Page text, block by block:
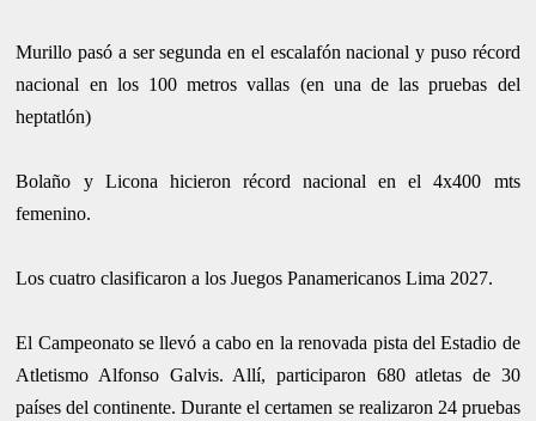
Murillo pasó a ser segunda en el escalafón nacional y puso récord
nacional en los 100 metros vallas (en una de las pruebas del
heptatlón)
Bolaño y Licona hicieron récord nacional en el 4x400 mts
femenino.
Los cuatro clasificaron a los Juegos Panamericanos Lima 2027.
El Campeonato se llevó a cabo en la renovada pista del Estadio de
Atletismo Alfonso Galvis. Allí, participaron 680 atletas de 30
países del continente. Durante el certamen se realizaron 24 pruebas